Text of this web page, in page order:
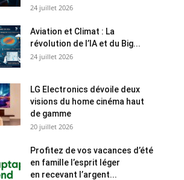
24 juillet 2026
Aviation et Climat : La
révolution de l’IA et du Big...
24 juillet 2026
LG Electronics dévoile deux
visions du home cinéma haut
de gamme
20 juillet 2026
Profitez de vos vacances d’été
en famille l’esprit léger
en recevant l’argent...